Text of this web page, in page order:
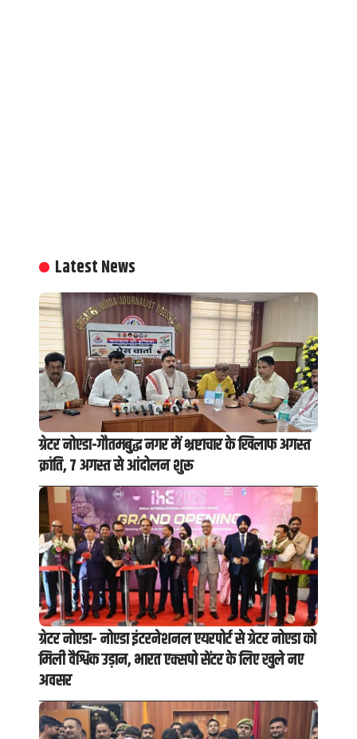
Latest News
ग्रेटर नोएडा-गौतमबुद्ध नगर में भ्रष्टाचार के खिलाफ अगस्त
क्रांति, 7 अगस्त से आंदोलन शुरू
ग्रेटर नोएडा- नोएडा इंटरनेशनल एयरपोर्ट से ग्रेटर नोएडा को
मिली वैश्विक उड़ान, भारत एक्सपो सेंटर के लिए खुले नए
अवसर